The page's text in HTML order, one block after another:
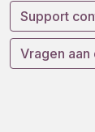
Support
Vragen